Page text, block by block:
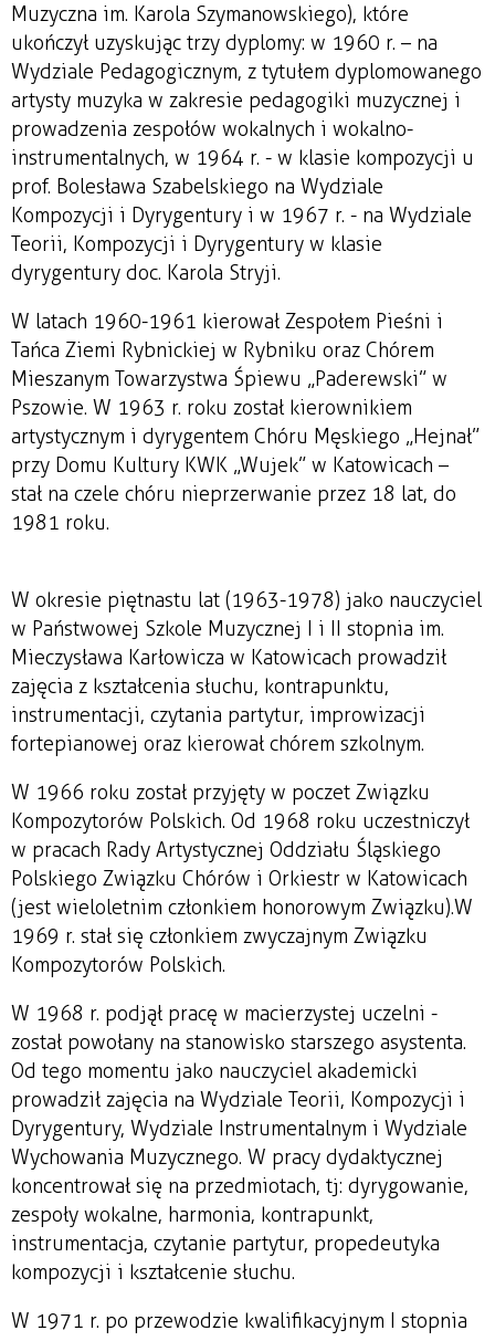
Muzyczna im. Karola Szymanowskiego), które
ukończył uzyskując trzy dyplomy: w 1960 r. – na
Wydziale Pedagogicznym, z tytułem dyplomowanego
artysty muzyka w zakresie pedagogiki muzycznej i
prowadzenia zespołów wokalnych i wokalno-
instrumentalnych, w 1964 r. - w klasie kompozycji u
prof. Bolesława Szabelskiego na Wydziale
Kompozycji i Dyrygentury i w 1967 r. - na Wydziale
Teorii, Kompozycji i Dyrygentury w klasie
dyrygentury doc. Karola Stryji.
W latach 1960-1961 kierował Zespołem Pieśni i
Tańca Ziemi Rybnickiej w Rybniku oraz Chórem
Mieszanym Towarzystwa Śpiewu „Paderewski” w
Pszowie. W 1963 r. roku został kierownikiem
artystycznym i dyrygentem Chóru Męskiego „Hejnał”
przy Domu Kultury KWK „Wujek” w Katowicach –
stał na czele chóru nieprzerwanie przez 18 lat, do
1981 roku.
W okresie piętnastu lat (1963-1978) jako nauczyciel
w Państwowej Szkole Muzycznej I i II stopnia im.
Mieczysława Karłowicza w Katowicach prowadził
zajęcia z kształcenia słuchu, kontrapunktu,
instrumentacji, czytania partytur, improwizacji
fortepianowej oraz kierował chórem szkolnym.
W 1966 roku został przyjęty w poczet Związku
Kompozytorów Polskich. Od 1968 roku uczestniczył
w pracach Rady Artystycznej Oddziału Śląskiego
Polskiego Związku Chórów i Orkiestr w Katowicach
(jest wieloletnim członkiem honorowym Związku). W
1969 r. stał się członkiem zwyczajnym Związku
Kompozytorów Polskich.
W 1968 r. podjął pracę w macierzystej uczelni -
został powołany na stanowisko starszego asystenta.
Od tego momentu jako nauczyciel akademicki
prowadził zajęcia na Wydziale Teorii, Kompozycji i
Dyrygentury, Wydziale Instrumentalnym i Wydziale
Wychowania Muzycznego. W pracy dydaktycznej
koncentrował się na przedmiotach, tj: dyrygowanie,
zespoły wokalne, harmonia, kontrapunkt,
instrumentacja, czytanie partytur, propedeutyka
kompozycji i kształcenie słuchu.
W 1971 r. po przewodzie kwalifikacyjnym I stopnia